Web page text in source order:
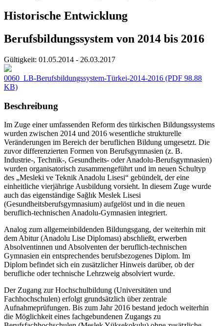
Historische Entwicklung
Berufsbildungssystem von 2014 bis 2016
Gültigkeit: 01.05.2014 - 26.03.2017
0060_LB-Berufsbildungssystem-Türkei-2014-2016 (PDF 98.88
KB)
Beschreibung
Im Zuge einer umfassenden Reform des türkischen Bildungssystems
wurden zwischen 2014 und 2016 wesentliche strukturelle
Veränderungen im Bereich der beruflichen Bildung umgesetzt. Die
zuvor differenzierten Formen von Berufsgymnasien (z. B.
Industrie-, Technik-, Gesundheits- oder Anadolu-Berufsgymnasien)
wurden organisatorisch zusammengeführt und im neuen Schultyp
des „Mesleki ve Teknik Anadolu Lisesi“ gebündelt, der eine
einheitliche vierjährige Ausbildung vorsieht. In diesem Zuge wurde
auch das eigenständige Sağlık Meslek Lisesi
(Gesundheitsberufsgymnasium) aufgelöst und in die neuen
beruflich-technischen Anadolu-Gymnasien integriert.
Analog zum allgemeinbildenden Bildungsgang, der weiterhin mit
dem Abitur (Anadolu Lise Diploması) abschließt, erwerben
Absolventinnen und Absolventen der beruflich-technischen
Gymnasien ein entsprechendes berufsbezogenes Diplom. Im
Diplom befindet sich ein zusätzlicher Hinweis darüber, ob der
berufliche oder technische Lehrzweig absolviert wurde.
Der Zugang zur Hochschulbildung (Universitäten und
Fachhochschulen) erfolgt grundsätzlich über zentrale
Aufnahmeprüfungen. Bis zum Jahr 2016 bestand jedoch weiterhin
die Möglichkeit eines fachgebundenen Zugangs zu